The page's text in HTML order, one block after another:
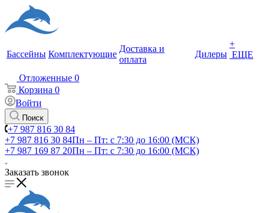
Бассейны Комплектующие
Доставка и
оплата
Дилеры
+
ЕЩЕ
Отложенные 0
Корзина 0
Войти
Поиск
+7 987 816 30 84
+7 987 816 30 84Пн – Пт: с 7:30 до 16:00 (МСК)
+7 987 169 87 20Пн – Пт: с 7:30 до 16:00 (МСК)
Заказать звонок